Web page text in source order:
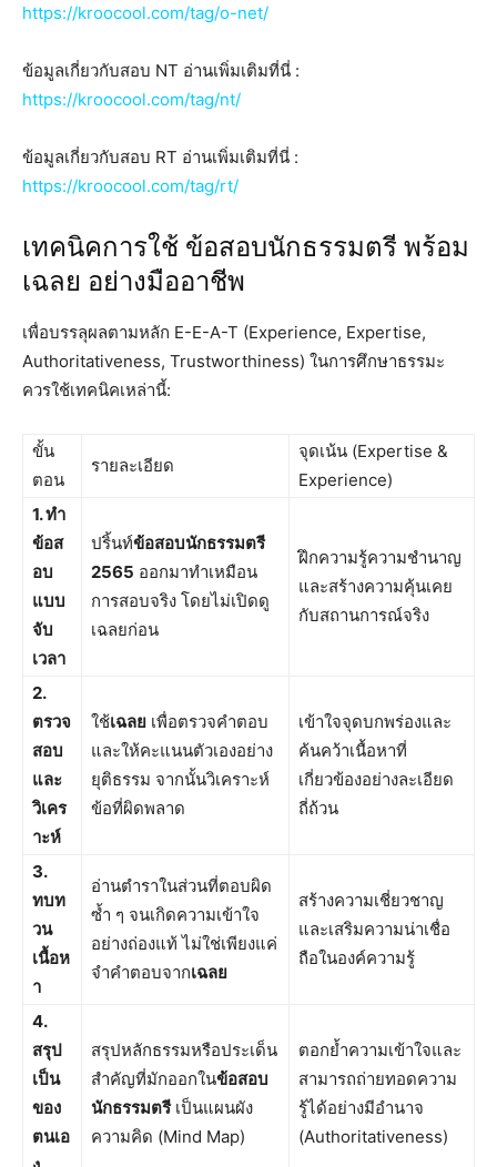
https://kroocool.com/tag/o-net/
ข้อมูลเกี่ยวกับสอบ NT อ่านเพิ่มเติมที่นี่ :
https://kroocool.com/tag/nt/
ข้อมูลเกี่ยวกับสอบ RT อ่านเพิ่มเติมที่นี่ :
https://kroocool.com/tag/rt/
เทคนิคการใช้ ข้อสอบนักธรรมตรี พร้อม
เฉลย อย่างมืออาชีพ
เพื่อบรรลุผลตามหลัก E-E-A-T (Experience, Expertise,
Authoritativeness, Trustworthiness) ในการศึกษาธรรมะ
ควรใช้เทคนิคเหล่านี้:
ขั้น
ตอน
รายละเอียด
จุดเน้น (Expertise &
Experience)
1. ทำ
ข้อส
อบ
แบบ
จับ
เวลา
ปริ้นท์ข้อสอบนักธรรมตรี
2565 ออกมาทำเหมือน
การสอบจริง โดยไม่เปิดดู
เฉลยก่อน
ฝึกความรู้ความชำนาญ
และสร้างความคุ้นเคย
กับสถานการณ์จริง
2.
ตรวจ
สอบ
และ
วิเคร
าะห์
ใช้เฉลย เพื่อตรวจคำตอบ
และให้คะแนนตัวเองอย่าง
ยุติธรรม จากนั้นวิเคราะห์
ข้อที่ผิดพลาด
เข้าใจจุดบกพร่องและ
ค้นคว้าเนื้อหาที่
เกี่ยวข้องอย่างละเอียด
ถี่ถ้วน
3.
ทบท
วน
เนื้อห
า
อ่านตำราในส่วนที่ตอบผิด
ซ้ำ ๆ จนเกิดความเข้าใจ
อย่างถ่องแท้ ไม่ใช่เพียงแค่
จำคำตอบจากเฉลย
สร้างความเชี่ยวชาญ
และเสริมความน่าเชื่อ
ถือในองค์ความรู้
4.
สรุป
เป็น
ของ
ตนเอ
สรุปหลักธรรมหรือประเด็น
สำคัญที่มักออกในข้อสอบ
นักธรรมตรีเป็นแผนผัง
ความคิด (Mind Map)
ตอกย้ำความเข้าใจและ
สามารถถ่ายทอดความ
รู้ได้อย่างมีอำนาจ
(Authoritativeness)